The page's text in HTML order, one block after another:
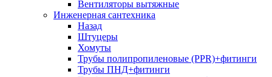
Вентиляторы вытяжные
Инженерная сантехника
Назад
Штуцеры
Хомуты
Трубы полипропиленовые (PPR)+фитинги
Трубы ПНД+фитинги